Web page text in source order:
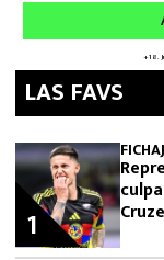
LAS FAVS
1